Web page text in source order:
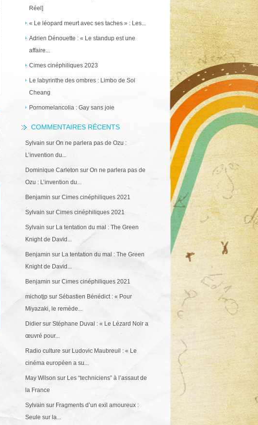
Réel]
« Le léopard meurt avec ses taches » : Les...
Adrien Dénouette : « Le standup est une
affaire...
Cimes cinéphiliques 2023
Le labyrinthe des ombres : Limbo de Soi
Cheang
Pornomelancolia : Gay sans joie
COMMENTAIRES RÉCENTS
Sylvain sur On ne parlera pas de Ozu :
L’invention du...
Dominique Carleton sur On ne parlera pas de
Ozu : L’invention du...
Benjamin sur Cimes cinéphiliques 2021
Sylvain sur Cimes cinéphiliques 2021
Sylvain sur La tentation du mal : The Green
Knight de David...
Benjamin sur La tentation du mal : The Green
Knight de David...
Benjamin sur Cimes cinéphiliques 2021
michotjpsur Sébastien Bénédict : « Pour
Miyazaki, le remède...
Didiersur Stéphane Duval : « Le Lézard Noir a
œuvré pour...
Radio culture sur Ludovic Maubreuil : « Le
cinéma européen a su...
May Wilson sur Les “techniciens” à l’assaut de
la France
Sylvain sur Fragments d’un exil amoureux :
Seule sur la...